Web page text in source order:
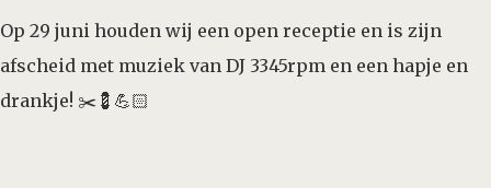
Op 29 juni houden wij een open receptie en is zijn
afscheid met muziek van DJ 3345rpm en een hapje en
drankje! ✂️💈💪🏻